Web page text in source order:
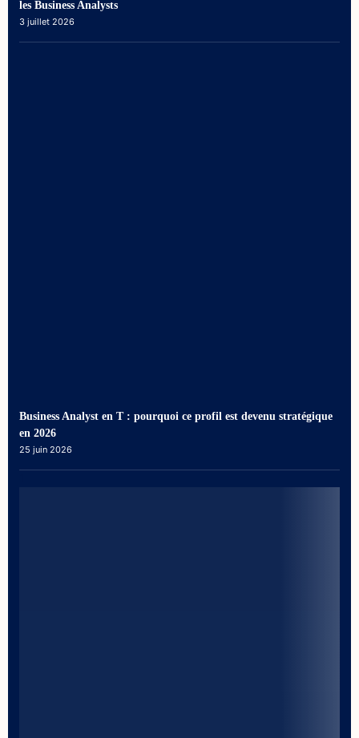
les Business Analysts
3 juillet 2026
Business Analyst en T : pourquoi ce profil est devenu stratégique
en 2026
25 juin 2026